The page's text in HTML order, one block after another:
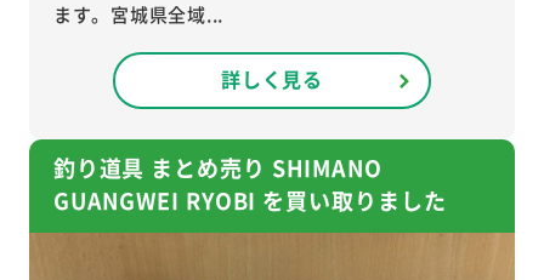
ます。宮城県全域...
詳しく見る
釣り道具 まとめ売り SHIMANO
GUANGWEI RYOBI を買い取りました